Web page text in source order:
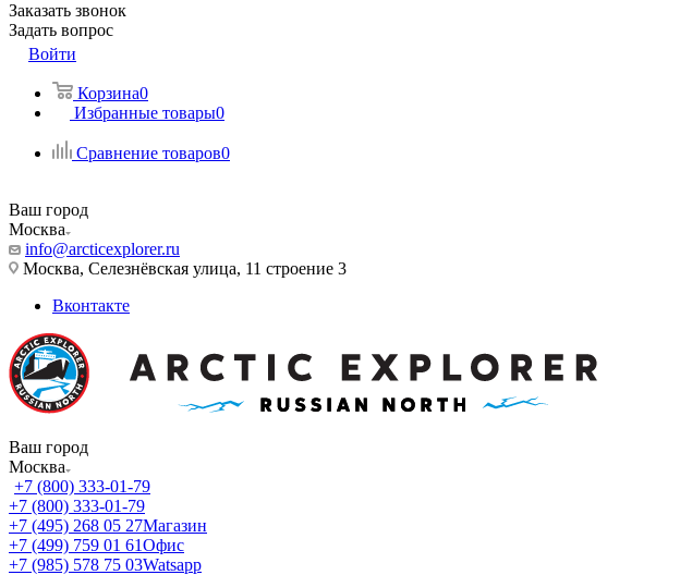
Заказать звонок
Задать вопрос
Войти
Корзина0
Избранные товары0
Сравнение товаров0
Ваш город
Москва
info@arcticexplorer.ru
Москва, Селезнёвская улица, 11 строение 3
Вконтакте
Ваш город
Москва
+7 (800) 333-01-79
+7 (800) 333-01-79
+7 (495) 268 05 27Магазин
+7 (499) 759 01 61Офис
+7 (985) 578 75 03Watsapp